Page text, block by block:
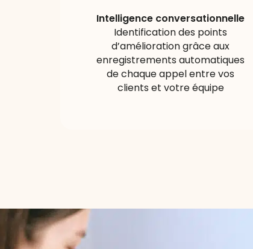
Intelligence conversationnelle
Identification des points
d’amélioration grâce aux
enregistrements automatiques
de chaque appel entre vos
clients et votre équipe